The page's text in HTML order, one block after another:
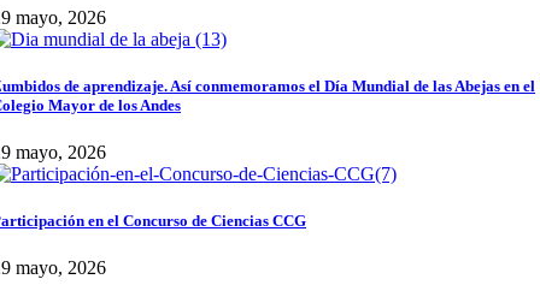
mayo, 2026
de aprendizaje. Así conmemoramos el Día Mundial de las Abejas en el
Mayor de los Andes
mayo, 2026
en el Concurso de Ciencias CCG
mayo, 2026